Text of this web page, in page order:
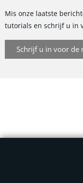
Mis onze laatste
tutorials en schrijf u in
Schrijf u in voor de